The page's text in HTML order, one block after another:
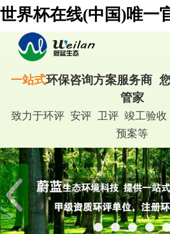
世界杯在线(中国)唯一
一站式环保咨询方案服务商
管家
致力于环评 安评 卫评 竣工验
预案等